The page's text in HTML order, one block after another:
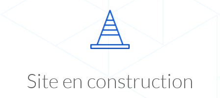
Site en construction